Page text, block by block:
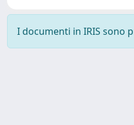
I documenti in IRIS sono